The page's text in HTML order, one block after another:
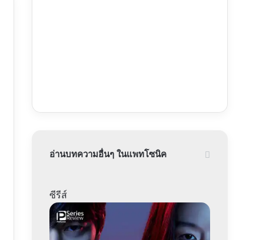
อ่านบทความอื่นๆ ในแพทโซนิค
ซีรีส์